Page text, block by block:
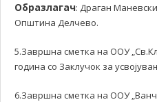
Образлагач: Драган
Општина Делчево.
5.Завршна сметка на ООУ
година со Заклучок за
6.Завршна сметка на ООУ